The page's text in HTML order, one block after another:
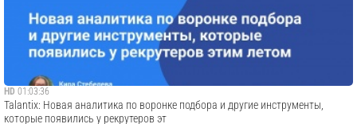
HD 01:03:36
Talantix: Новая аналитика по воронке подбора и другие инструменты,
которые появились у рекрутеров эт